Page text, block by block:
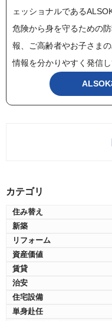
ェッショナルである
危険から身を守るための
報、ご高齢者やお子さま
情報を分かりやすく発信し
ALSOK
カテゴリ
住み替え
新築
リフォーム
資産価値
賃貸
治安
住宅設備
単身赴任